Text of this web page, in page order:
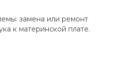
замена или ремонт
к материнской плате.